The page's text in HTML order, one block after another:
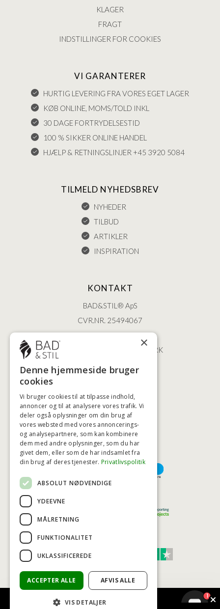
KLAGER
FRAGT
INDSTILLINGER FOR COOKIES
VI GARANTERER
HURTIG LEVERING FRA VORES EGET LAGER
KØB ONLINE, MOMS/TOLD INKL
30 DAGE FORTRYDELSESTID
100 % SIKKER ONLINE HANDEL
HJÆLP & RETNINGSLINJER +45 3920 5084
TILMELD NYHEDSBREV
NYHEDER
TILBUD
ARTIKLER
INSPIRATION
KONTAKT
BAD&STIL® ApS
CVR.NR. 25494067
ØSTERBROGADE 202
2100 KØBENHAVN • DANMARK
+45 3920 5084
HØJESTE KREDITVÆRDIGHED
BETALINGSMULIGHEDER
TRUST SCORE 4,7
×
Denne hjemmeside bruger
cookies
Vi bruger cookies til at tilpasse indhold,
annoncer og til at analysere vores trafik. Vi
deler også oplysninger om din brug af
vores websted med vores annoncerings-
og analysepartnere, som kan kombinere
dem med andre oplysninger, som du har
givet dem, eller som de har indsamlet fra
din brug af deres tjenester. Privatlivspolitik
ABSOLUT NØDVENDIGE
YDEEVNE
MÅLRETNING
FUNKTIONALITET
UKLASSIFICEREDE
ACCEPTER ALLE AFVIS ALLE
VIS DETALJER
1